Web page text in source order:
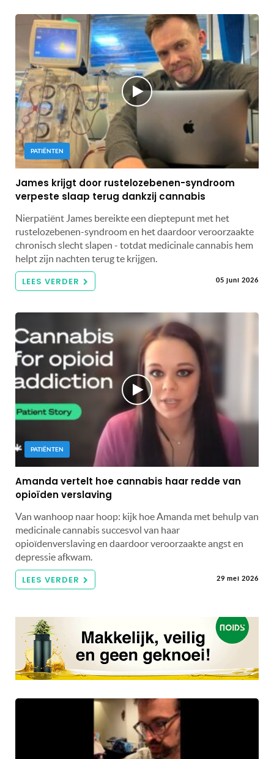
PATIËNTEN
James krijgt door rustelozebenen-syndroom
verpeste slaap terug dankzij cannabis
Nierpatiënt James bereikte een dieptepunt met het
rustelozebenen-syndroom en het daardoor veroorzaakte
chronisch slecht slapen - totdat medicinale cannabis hem
helpt zijn nachten terug te krijgen.
LEES VERDER 05 juni 2026
PATIËNTEN
Amanda vertelt hoe cannabis haar redde van
opioïden verslaving
Van wanhoop naar hoop: kijk hoe Amanda met behulp van
medicinale cannabis succesvol van haar
opioïdenverslaving en daardoor veroorzaakte angst en
depressie afkwam.
LEES VERDER 29 mei 2026